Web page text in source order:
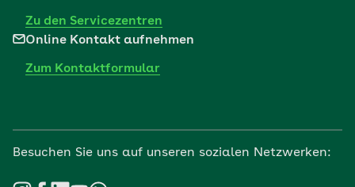
Zu den Servicezentren
Online Kontakt aufnehmen
Zum Kontaktformular
Besuchen Sie uns auf unseren sozialen Netzwerken: